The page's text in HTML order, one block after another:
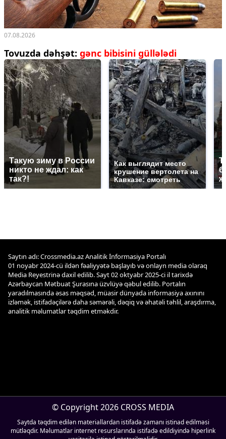
07.08.2026
Tovuzda dəhşət: gənc bibisini güllələdi
Такую зиму в России
никто не ждал: как
так?!
Как выглядит место
крушение вертолета на
Кавказе: смотреть
Saytın adı: Crossmedia.az Analitik İnformasiya Portalı
01 noyabr 2024-cü ildən fəaliyyətə başlayıb və onlayn media olaraq
Media Reyestrinə daxil edilib. Sayt 02 oktyabr 2025-ci il tarixdə
Azərbaycan Mətbuat Şurasına üzvlüyə qəbul edilib. Portalın
yaradılmasında əsas məqsəd, müasir dünyada informasiya axınını
izləmək, istifadəçilərə daha səmərəli, dəqiq və əhatəli təhlil, araşdırma,
analitik məlumatlar təqdim etməkdir.
© Copyright 2026 CROSS MEDIA
Saytda təqdim edilən materiallardan istifadə zamanı istinad edilməsi
mütləqdir. Məlumatlar internet resurslarında istifadə edildiyində hiperlink